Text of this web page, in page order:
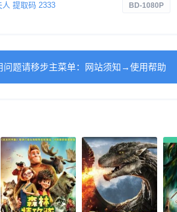
提取码 2333 BD-1080P
问题请移步主菜单：网站须知→使用帮助